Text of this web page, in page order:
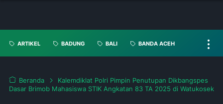
ARTIKEL BADUNG BALI BANDA ACEH
Beranda
Kalemdiklat Polri Pimpin Penutupan Dikbangspes
Dasar Brimob Mahasiswa STIK Angkatan 83 TA 2025 di Watukosek